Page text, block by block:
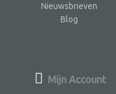
Nieuwsbrieven
Blog
Mijn Account